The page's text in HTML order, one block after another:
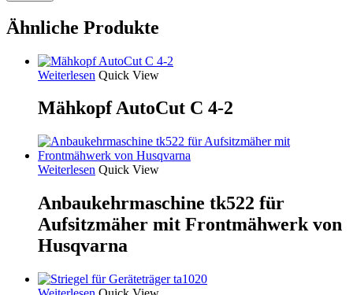
Ähnliche Produkte
Weiterlesen Quick View
Mähkopf AutoCut C 4-2
Weiterlesen Quick View
Anbaukehrmaschine tk522 für
Aufsitzmäher mit Frontmähwerk von
Husqvarna